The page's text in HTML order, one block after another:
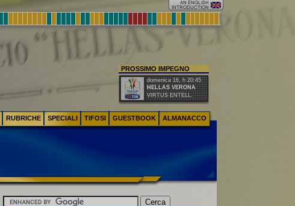
PROSSIMO IMPEGNO
domenica 16, h 20:45
HELLAS VERONA
VIRTUS ENTELL.
RUBRICHE SPECIALI TIFOSI GUESTBOOK ALMANACCO